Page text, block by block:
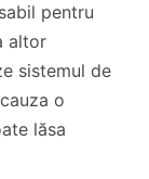
pentru
altor
sistemul de
o
lăsa